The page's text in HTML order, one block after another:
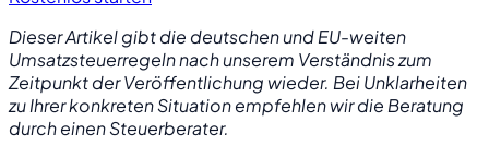
Dieser Artikel gibt die deutschen und EU-weiten
Umsatzsteuerregeln nach unserem Verständnis zum
Zeitpunkt der Veröffentlichung wieder. Bei Unklarheiten
zu Ihrer konkreten Situation empfehlen wir die Beratung
durch einen Steuerberater.